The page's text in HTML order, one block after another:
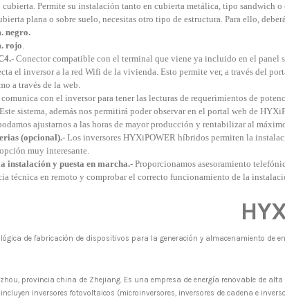
cubierta. Permite su instalación tanto en cubierta metálica, tipo
plana o sobre suelo, necesitas otro tipo de estructura. Para ello,
negro.
rojo.
Conector compatible con el terminal que viene ya incluido en el panel
el inversor a la red Wifi de la vivienda. Esto permite ver, a través del
a través de la web.
con el inversor para tener las lecturas de requerimientos de
sistema, además nos permitirá poder observar en el portal web de
ajustarnos a las horas de mayor producción y rentabilizar al
(opcional).-Los inversores HYXiPOWER híbridos permiten la
muy interesante.
instalación y puesta en marcha.- Proporcionamos asesoramiento
técnica en remoto y comprobar el correcto funcionamiento de la
de fabricación de dispositivos para la generación y almacenamiento de
provincia china de Zhejiang. Es una empresa de energía renovable de
inversores fotovoltaicos (microinversores, inversores de cadena e